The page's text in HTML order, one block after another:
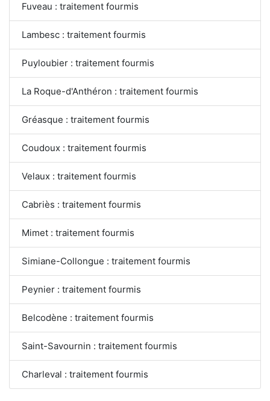
Fuveau : traitement fourmis
Lambesc : traitement fourmis
Puyloubier : traitement fourmis
La Roque-d'Anthéron : traitement fourmis
Gréasque : traitement fourmis
Coudoux : traitement fourmis
Velaux : traitement fourmis
Cabriès : traitement fourmis
Mimet : traitement fourmis
Simiane-Collongue : traitement fourmis
Peynier : traitement fourmis
Belcodène : traitement fourmis
Saint-Savournin : traitement fourmis
Charleval : traitement fourmis